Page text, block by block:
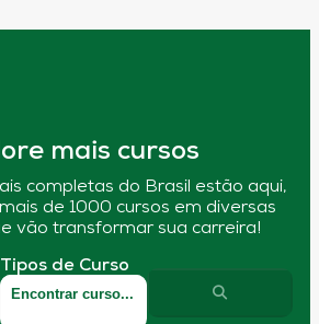
mais cursos
completas do Brasil estão aqui,
de 1000 cursos em diversas
vão transformar sua carreira!
Tipos de Curso